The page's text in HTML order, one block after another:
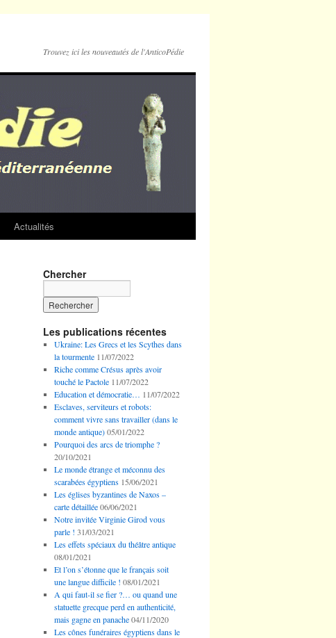
Trouvez ici les nouveautés de l'AnticoPédie
Actualités
Chercher
Les publications récentes
Ukraine: Les Grecs et les Scythes dans
la tourmente 11/07/2022
Riche comme Crésus après avoir
touché le Pactole 11/07/2022
Education et démocratie… 11/07/2022
Esclaves, serviteurs et robots:
comment vivre sans travailler (dans le
monde antique) 05/01/2022
Pourquoi des arcs de triomphe ?
20/10/2021
Le monde étrange et méconnu des
scarabées égyptiens 15/06/2021
Les églises byzantines de Naxos –
carte détaillée 06/06/2021
Notre invitée Virginie Girod vous
parle ! 31/03/2021
Les effets spéciaux du théâtre antique
08/01/2021
Et l’on s’étonne que le français soit
une langue difficile ! 08/01/2021
A qui faut-il se fier ?… ou quand une
statuette grecque perd en authenticité,
mais gagne en panache 04/11/2020
Les cônes funéraires égyptiens dans le